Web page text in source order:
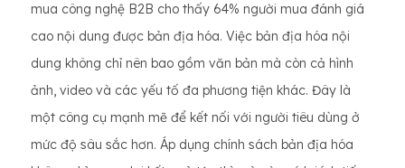
mua công nghệ B2B cho thấy 64% người mua đánh giá
cao nội dung được bản địa hóa. Việc bản địa hóa nội
dung không chỉ nên bao gồm văn bản mà còn cả hình
ảnh, video và các yếu tố đa phương tiện khác. Đây là
một công cụ mạnh mẽ để kết nối với người tiêu dùng ở
mức độ sâu sắc hơn. Áp dụng chính sách bản địa hóa